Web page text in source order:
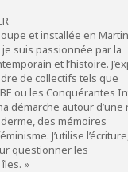
et installée en
suis passionnée par la
et l’histoire.
de collectifs tels que
ou les Conquérantes
démarche autour
des mémoires
J’utilise
questionner les
»